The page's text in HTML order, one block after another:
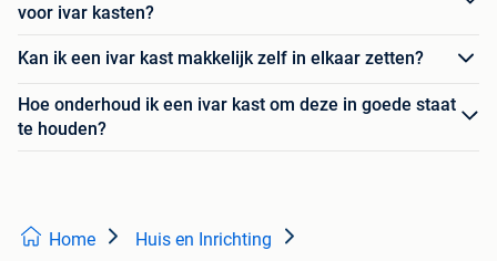
voor ivar kasten?
Kan ik een ivar kast makkelijk zelf in elkaar zetten?
Hoe onderhoud ik een ivar kast om deze in goede staat
te houden?
Home Huis en Inrichting